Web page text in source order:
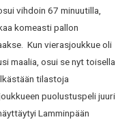
vihdoin 67 minuutilla,
komeasti pallon
Kun vierasjoukkue oli
maalia, osui se nyt toisella
tilastoja
puolustuspeli juuri
Lamminpään